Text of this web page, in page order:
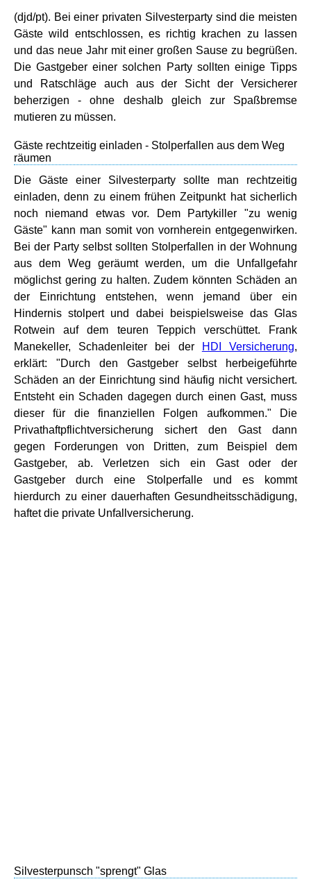
(djd/pt). Bei einer privaten Silvesterparty sind die meisten
Gäste wild entschlossen, es richtig krachen zu lassen
und das neue Jahr mit einer großen Sause zu begrüßen.
Die Gastgeber einer solchen Party sollten einige Tipps
und Ratschläge auch aus der Sicht der Versicherer
beherzigen - ohne deshalb gleich zur Spaßbremse
mutieren zu müssen.
Gäste rechtzeitig einladen - Stolperfallen aus dem Weg
räumen
Die Gäste einer Silvesterparty sollte man rechtzeitig
einladen, denn zu einem frühen Zeitpunkt hat sicherlich
noch niemand etwas vor. Dem Partykiller "zu wenig
Gäste" kann man somit von vornherein entgegenwirken.
Bei der Party selbst sollten Stolperfallen in der Wohnung
aus dem Weg geräumt werden, um die Unfallgefahr
möglichst gering zu halten. Zudem könnten Schäden an
der Einrichtung entstehen, wenn jemand über ein
Hindernis stolpert und dabei beispielsweise das Glas
Rotwein auf dem teuren Teppich verschüttet. Frank
Manekeller, Schadenleiter bei der
HDI Versicherung,
erklärt: "Durch den Gastgeber selbst herbeigeführte
Schäden an der Einrichtung sind häufig nicht versichert.
Entsteht ein Schaden dagegen durch einen Gast, muss
dieser für die finanziellen Folgen aufkommen." Die
Privathaftpflichtversicherung sichert den Gast dann
gegen Forderungen von Dritten, zum Beispiel dem
Gastgeber, ab. Verletzen sich ein Gast oder der
Gastgeber durch eine Stolperfalle und es kommt
hierdurch zu einer dauerhaften Gesundheitsschädigung,
haftet die private Unfallversicherung.
Silvesterpunsch "sprengt" Glas